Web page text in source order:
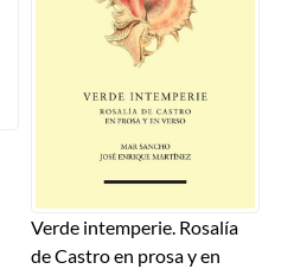
Verde intemperie. Rosalía
de Castro en prosa y en